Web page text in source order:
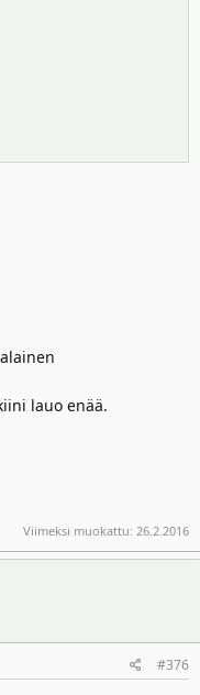
lauo enää.
Viimeksi muokattu: 26.2.2016
#376